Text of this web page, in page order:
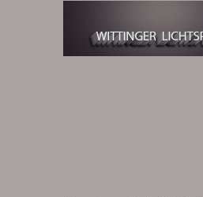
Zum Hauptinhalt springen